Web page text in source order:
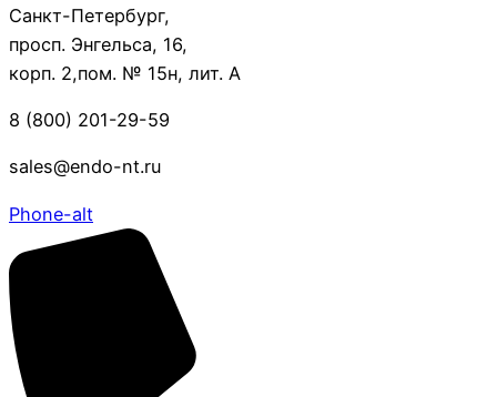
Санкт-Петербург,
просп. Энгельса, 16,
корп. 2,пом. № 15н, лит. А
8 (800) 201-29-59
sales@endo-nt.ru
Phone-alt